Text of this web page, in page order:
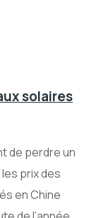
solaires
de perdre un
prix des
en Chine